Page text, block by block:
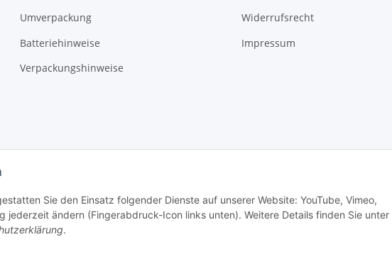
Sie den Einsatz folgender Dienste auf unserer Website: YouTube, Vimeo,
jederzeit ändern (Fingerabdruck-Icon links unten). Weitere Details finden Sie unter
.
Umverpackung
Batteriehinweise
Verpackungshinweise
Widerrufsrecht
Impressum